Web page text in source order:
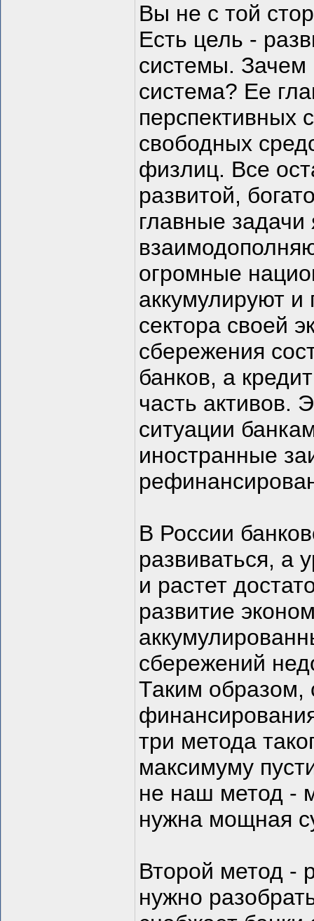
Вы не с той
Есть цель -
системы. Зачем
система? Ее
перспективных
свободных
физлиц. Все
развитой,
главные
огромные
аккумулируют
сектора своей
сбережения
банков, а
часть активов.
ситуации
иностранные
В России
развиваться, а
и растет
развитие
сбережений
Таким образом,
три метода
максимуму
не наш метод -
нужна мощная
Второй метод -
нужно